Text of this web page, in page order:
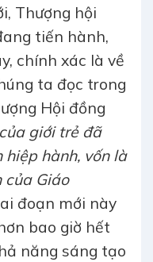
Thượng hội
tiến hành,
chính xác là về
ta đọc trong
Hội đồng
giới trẻ đã
hiệp hành, vốn là
của Giáo
đoạn mới này
bao giờ hết
năng sáng tạo